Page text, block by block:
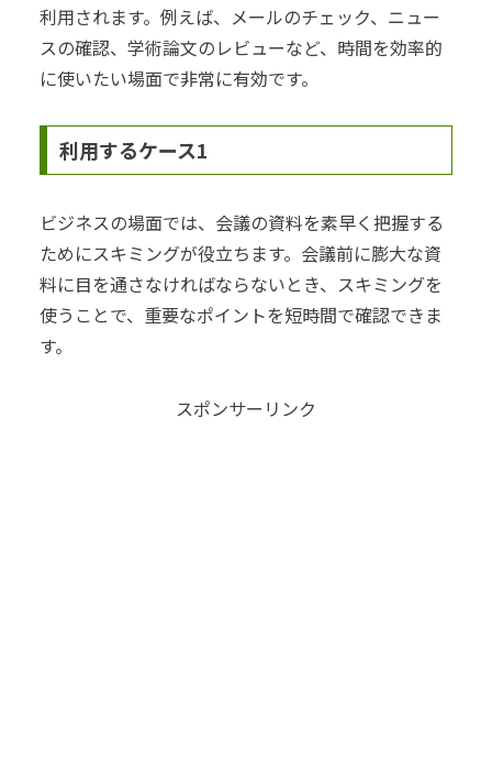
利用されます。例えば、メールのチェック、ニュー
スの確認、学術論文のレビューなど、時間を効率的
に使いたい場面で非常に有効です。
利用するケース1
ビジネスの場面では、会議の資料を素早く把握する
ためにスキミングが役立ちます。会議前に膨大な資
料に目を通さなければならないとき、スキミングを
使うことで、重要なポイントを短時間で確認できま
す。
スポンサーリンク